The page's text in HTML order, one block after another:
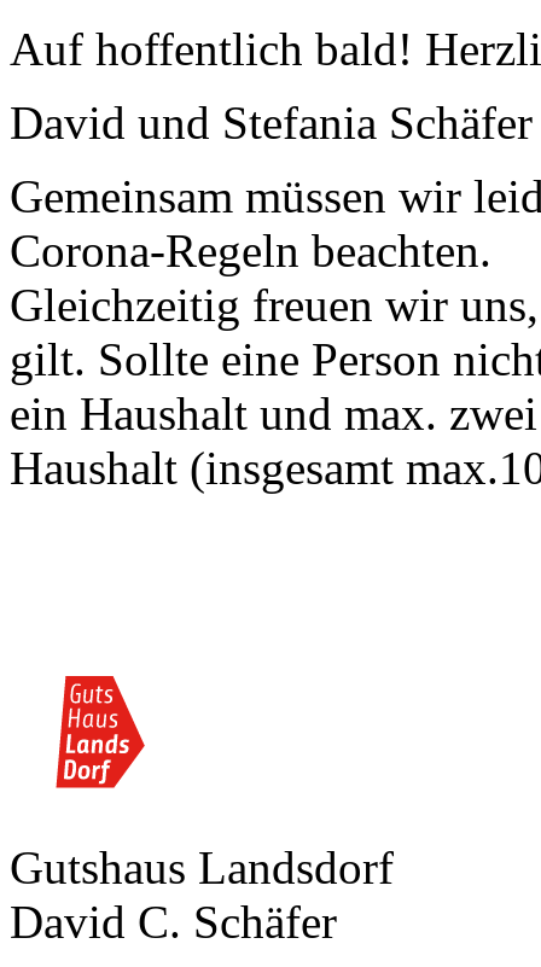
Auf hoffentlich bald!
David und Stefania Schäfer
Gemeinsam müssen wir
Corona-Regeln beachten.
Gleichzeitig freuen wir
gilt. Sollte eine Person
ein Haushalt und max.
Haushalt (insgesamt
Gutshaus Landsdorf
David C. Schäfer